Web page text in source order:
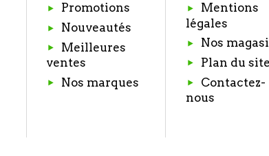
Promotions
Nouveautés
Meilleures
ventes
Nos marques
Mentions
légales
Nos
Plan du site
Contactez-
nous